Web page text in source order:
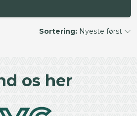
Sortering: Nyeste først
os her